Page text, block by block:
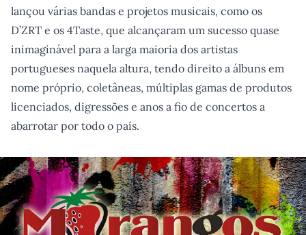
lançou várias bandas e projetos musicais, como os
D’ZRT e os 4Taste, que alcançaram um sucesso quase
inimaginável para a larga maioria dos artistas
portugueses naquela altura, tendo direito a álbuns em
nome próprio, coletâneas, múltiplas gamas de produtos
licenciados, digressões e anos a fio de concertos a
abarrotar por todo o país.